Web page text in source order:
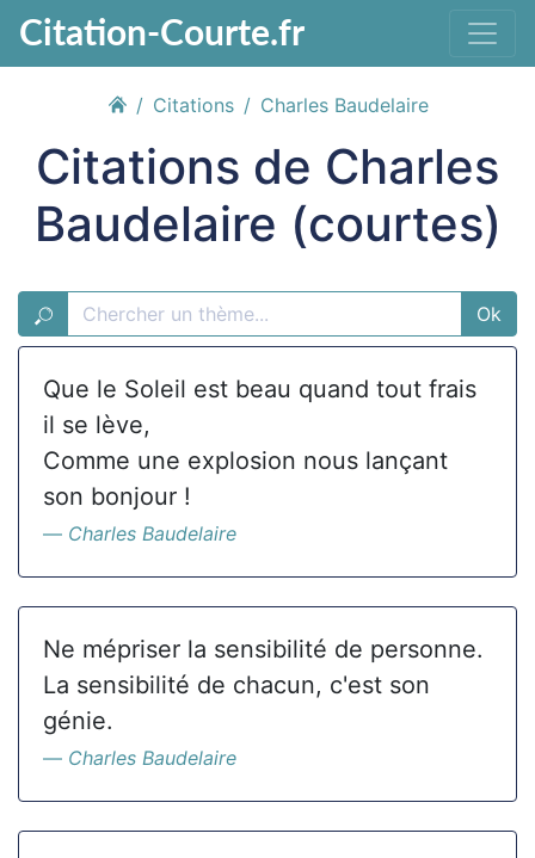
Citation-Courte.fr
Citations Charles Baudelaire
Citations de Charles
Baudelaire (courtes)
Ok
Que le Soleil est beau quand tout frais
il se lève,
Comme une explosion nous lançant
son bonjour !
Charles Baudelaire
Ne mépriser la sensibilité de personne.
La sensibilité de chacun, c'est son
génie.
Charles Baudelaire